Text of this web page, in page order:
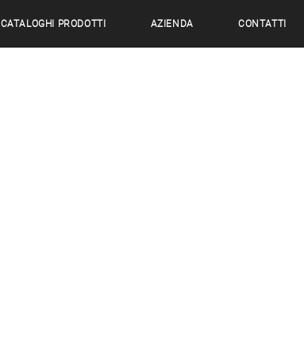
CATALOGHI PRODOTTI AZIENDA CONTATTI